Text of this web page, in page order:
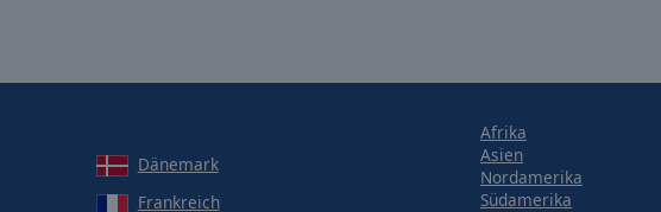
Dänemark
Frankreich
Afrika
Asien
Nordamerika
Südamerika